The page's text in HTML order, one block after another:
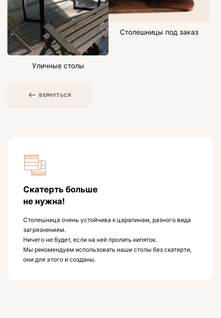
Уличные столы
Столешницы под заказ
ВЕРНУТЬСЯ
Скатерть больше
не нужна!
Столешница очень устойчива к царапинам, разного вида
загрязнениям.
Ничего не будет, если на неё пролить кипяток.
Мы рекомендуем использовать наши столы без скатерти,
они для этого и созданы.